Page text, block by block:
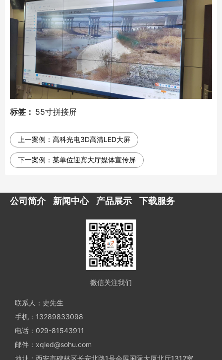
标签： 55寸拼接屏
上一案例： 高科光电3D高清LED大屏
下一案例： 某单位迎宾大厅媒体宣传屏
公司简介 新闻中心 产品展示 下载服务
微信关注我们
联系人：史先生
手机：13289833098
电话：029-81543911
邮件：xqled@sohu.com
地址：西安市碑林区长安北路1号会展国际大厦北厅1312室